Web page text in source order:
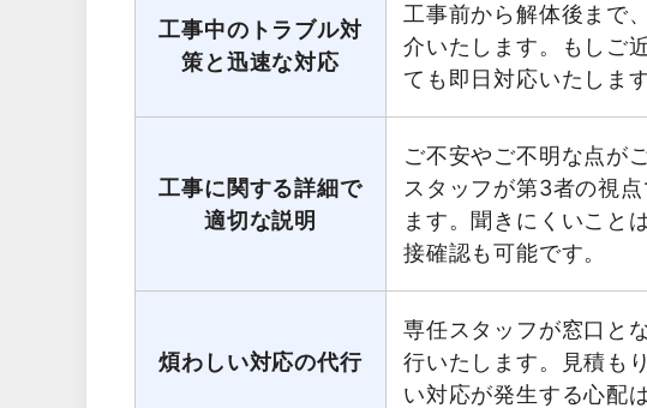
工事中のトラブル対
策と迅速な対応
工事前から解体後まで
介いたします。もしご
ても即日対応いたします
工事に関する詳細で
適切な説明
ご不安やご不明な点が
スタッフが第3者の視
ます。聞きにくいこと
接確認も可能です。
煩わしい対応の代行
専任スタッフが窓口と
行いたします。見積も
い対応が発生する心配